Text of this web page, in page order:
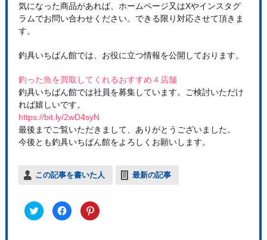
気になった商品があれば、ホームページ又はXやインスタグ
ラムでお問い合わせください。できる限り対応させて頂きま
す。
釣具いちばん館では、お役に立つ情報を公開しております。
釣った魚を買取してくれるおすすめ４店舗
釣具いちばん館では社員を募集しています。ご検討いただけ
れば嬉しいです。
https://bit.ly/2wD4syN
最後までご覧いただきまして、ありがとうございました。
今後とも釣具いちばん館をよろしくお願いします。
この記事を書いた人 最新の記事
ク
リ
F
a
ク
リ